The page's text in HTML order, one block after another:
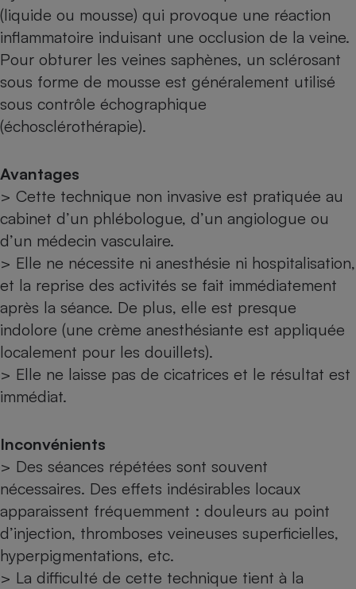
(liquide ou mousse) qui provoque une réaction
inflammatoire induisant une occlusion de la veine.
Pour obturer les veines saphènes, un sclérosant
sous forme de mousse est généralement utilisé
sous contrôle échographique
(échosclérothérapie).
Avantages
> Cette technique non invasive est pratiquée au
cabinet d’un phlébologue, d’un angiologue ou
d’un médecin vasculaire.
> Elle ne nécessite ni anesthésie ni hospitalisation,
et la reprise des activités se fait immédiatement
après la séance. De plus, elle est presque
indolore (une crème anesthésiante est appliquée
localement pour les douillets).
> Elle ne laisse pas de cicatrices et le résultat est
immédiat.
Inconvénients
> Des séances répétées sont souvent
nécessaires. Des effets indésirables locaux
apparaissent fréquemment : douleurs au point
d’injection, thromboses veineuses superficielles,
hyperpigmentations, etc.
> La difficulté de cette technique tient à la